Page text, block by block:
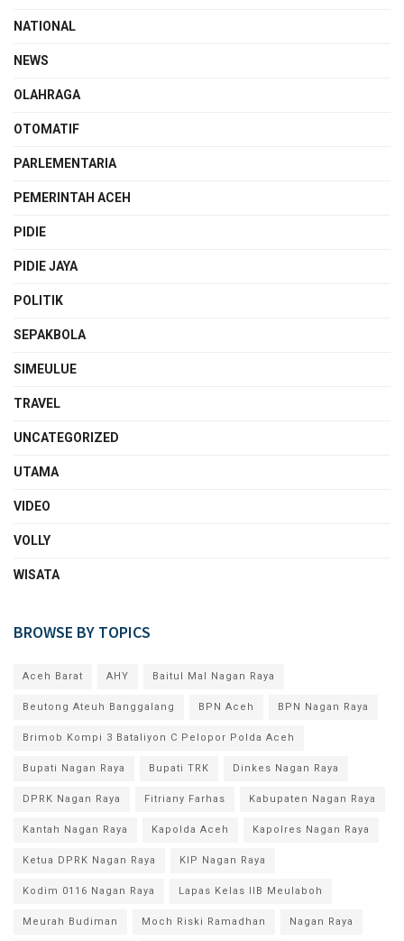
NATIONAL
NEWS
OLAHRAGA
OTOMATIF
PARLEMENTARIA
PEMERINTAH ACEH
PIDIE
PIDIE JAYA
POLITIK
SEPAKBOLA
SIMEULUE
TRAVEL
UNCATEGORIZED
UTAMA
VIDEO
VOLLY
WISATA
BROWSE BY TOPICS
Aceh Barat AHY Baitul Mal Nagan Raya
Beutong Ateuh Banggalang BPN Aceh BPN Nagan Raya
Brimob Kompi 3 Bataliyon C Pelopor Polda Aceh
Bupati Nagan Raya Bupati TRK Dinkes Nagan Raya
DPRK Nagan Raya Fitriany Farhas Kabupaten Nagan Raya
Kantah Nagan Raya Kapolda Aceh Kapolres Nagan Raya
Ketua DPRK Nagan Raya KIP Nagan Raya
Kodim 0116 Nagan Raya Lapas Kelas IIB Meulaboh
Meurah Budiman Moch Riski Ramadhan Nagan Raya